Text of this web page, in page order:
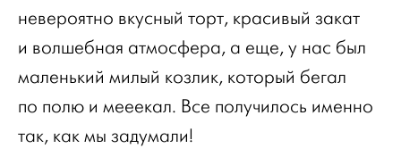
невероятно вкусный торт, красивый закат
и волшебная атмосфера, а еще, у нас был
маленький милый козлик, который бегал
по полю и мееекал. Все получилось именно
так, как мы задумали!